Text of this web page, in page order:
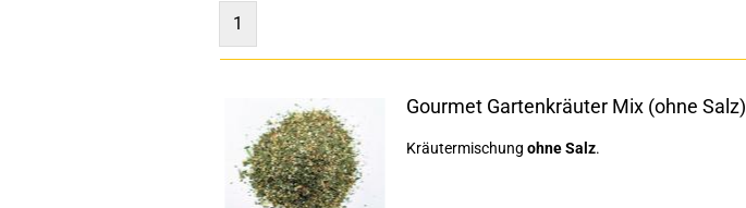
1
Gourmet Gartenkräuter Mix (ohne Salz)
Kräutermischung ohne Salz.